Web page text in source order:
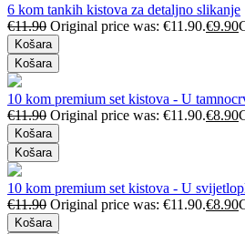
6 kom tankih kistova za detaljno slikanje
€11.90 Original price was: €11.90.€9.90
Košara
Košara
10 kom premium set kistova - U
€11.90 Original price was: €11.90.€8.90
Košara
Košara
10 kom premium set kistova - U
€11.90 Original price was: €11.90.€8.90
Košara